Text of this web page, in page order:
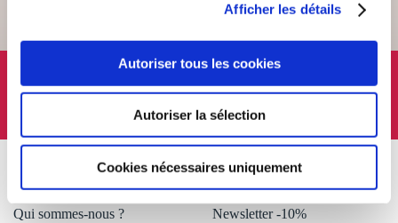
Afficher les détails
Autoriser tous les cookies
Autoriser la sélection
Cookies nécessaires uniquement
SUIVEZ-NOUS
À PROPOS
Qui sommes-nous ?
OFFRES
Newsletter -10%